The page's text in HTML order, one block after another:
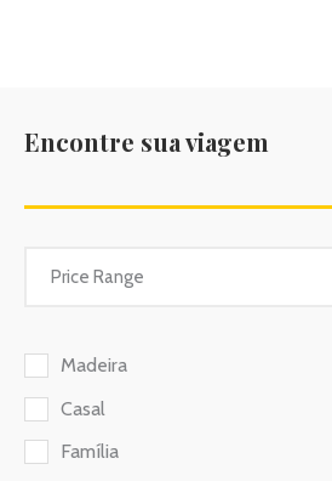
Encontre sua viagem
Madeira
Casal
Família